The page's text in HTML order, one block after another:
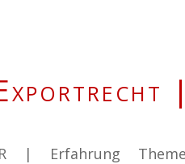
| Erfahrung